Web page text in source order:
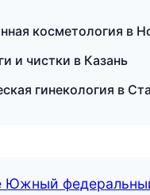
косметология в
и чистки в Казань
гинекология в
Южный